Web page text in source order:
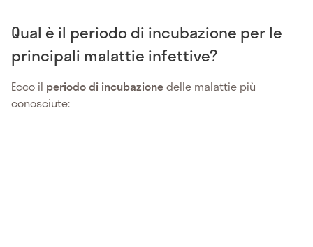
Qual è il periodo di incubazione per le
principali malattie infettive?
Ecco il periodo di incubazionedelle malattie più
conosciute: